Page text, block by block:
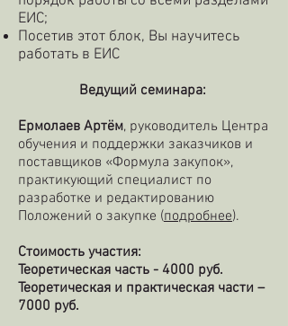
ЕИС;
Посетив этот блок, Вы научитесь
работать в ЕИС
Ведущий семинара:
Ермолаев Артём, руководитель Центра
обучения и поддержки заказчиков и
поставщиков «Формула закупок»,
практикующий специалист по
разработке и редактированию
Положений о закупке (подробнее).
Стоимость участия:
Теоретическая часть - 4000 руб.
Теоретическая и практическая части –
7000 руб.